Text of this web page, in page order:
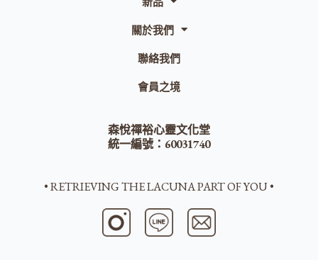
關於我們
聯絡我們
會員之境
森悅禪裕心靈文化堂
統一編號：60031740
• RETRIEVING THE LACUNA PART OF YOU •